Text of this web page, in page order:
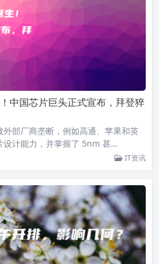
中国芯片巨头正式宣布，拜登猝
部厂商垄断，例如高通、苹果和英
设计能力，并掌握了 5nm 甚…
IT资讯